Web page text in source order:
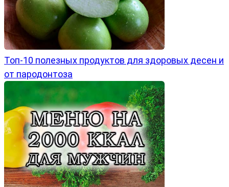
Топ-10 полезных продуктов для здоровых десен и
от пародонтоза